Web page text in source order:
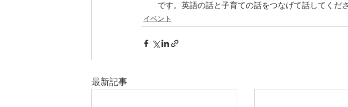
です。英語の話と子育ての話をつなげて話してくだ
イベント
最新記事